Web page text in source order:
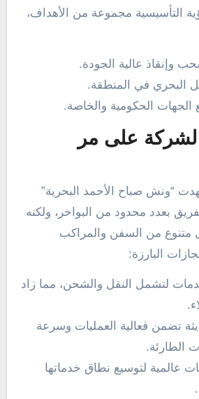
التأسيسية مجموعة من الأهداف،
وإنقاذ عالية الجودة.
البحري في المنطقة.
الجهات الحكومية والخاصة.
على مر
“ونش صباح الأحمد البحرية”
بعدد محدود من البواخر، ولكنه
متنوع من السفن والمراكب
البارزة:
لتشمل النقل والشحن، مما زاد
تضمن فعالية العمليات وسرعة
الطارئة.
عالمية لتوسيع نطاق خدماتها